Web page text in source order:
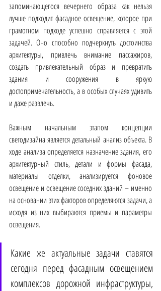
запоминающегося вечернего образа как нельзя
лучше подходит фасадное освещение, которое при
грамотном подходе успешно справляется с этой
задачей. Оно способно подчеркнуть достоинства
архитектуры, привлечь внимание пассажиров,
создать привлекательный образ и превратить
здания и сооружения в яркую
достопримечательность, а в особых случаях удивить
и даже развлечь.
Важным начальным этапом концепции
светодизайна является детальный анализ объекта. В
ходе анализа определяется назначение здания, его
архитектурный стиль, детали и формы фасада,
материалы отделки, анализируется фоновое
освещение и освещение соседних зданий – именно
на основании этих факторов определяются задачи, а
исходя из них выбираются приемы и параметры
освещения.
Какие же актуальные задачи ставятся
сегодня перед фасадным освещением
комплексов дорожной инфраструктуры,